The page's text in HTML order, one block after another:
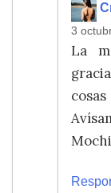
3
La